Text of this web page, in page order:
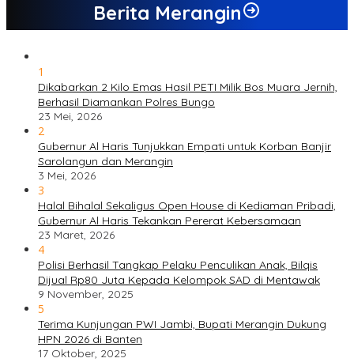
Berita Merangin
1
Dikabarkan 2 Kilo Emas Hasil PETI Milik Bos Muara Jernih,
Berhasil Diamankan Polres Bungo
23 Mei, 2026
2
Gubernur Al Haris Tunjukkan Empati untuk Korban Banjir
Sarolangun dan Merangin
3 Mei, 2026
3
Halal Bihalal Sekaligus Open House di Kediaman Pribadi,
Gubernur Al Haris Tekankan Pererat Kebersamaan
23 Maret, 2026
4
Polisi Berhasil Tangkap Pelaku Penculikan Anak, Bilqis
Dijual Rp80 Juta Kepada Kelompok SAD di Mentawak
9 November, 2025
5
Terima Kunjungan PWI Jambi, Bupati Merangin Dukung
HPN 2026 di Banten
17 Oktober, 2025